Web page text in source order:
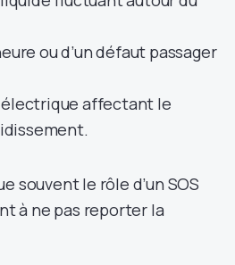
ou d’un défaut passager
électrique affectant le
souvent le rôle d’un SOS
à ne pas reporter la